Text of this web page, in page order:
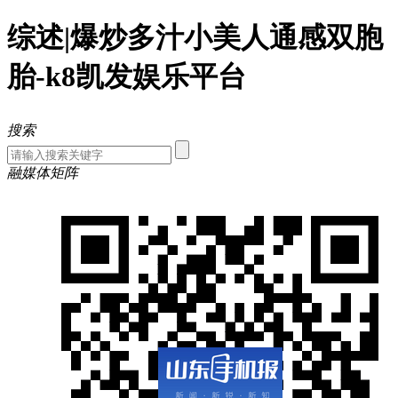
综述|爆炒多汁小美人通感双胞
胎-k8凯发娱乐平台
搜索
融媒体矩阵